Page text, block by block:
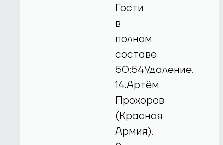
Гости
в
полном
составе
50:54Удаление.
14.Артём
Прохоров
(Красная
Армия).